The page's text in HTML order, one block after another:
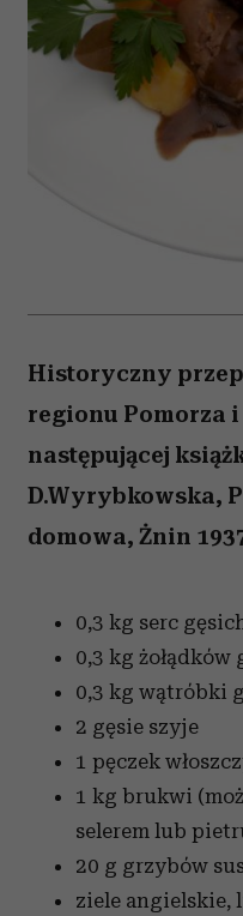
Historyczny
regionu Pomorza
następującej
D.Wyrybkowska,
domowa, Żnin
0,3 kg serc
0,3 kg żołądków
0,3 kg wątróbki
2 gęsie szyje
1 pęczek
1 kg brukwi
selerem lub
20 g grzybów
ziele angielskie,